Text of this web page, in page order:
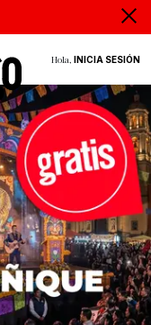
Hola, INICIA SESIÓN